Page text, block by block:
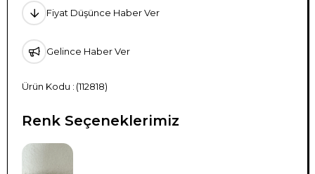
Fiyat Düşünce Haber Ver
Gelince Haber Ver
(112818)
Renk Seçeneklerimiz